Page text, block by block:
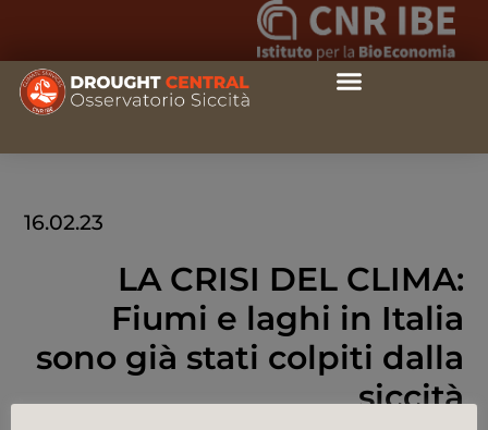
16.02.23
LA CRISI DEL CLIMA:
Fiumi e laghi in Italia
sono già stati colpiti dalla
siccità